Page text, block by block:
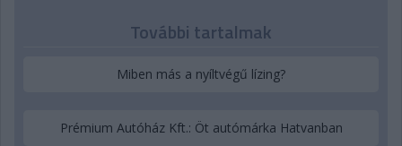
További tartalmak
Miben más a nyíltvégű lízing?
Prémium Autóház Kft.: Öt autómárka Hatvanban